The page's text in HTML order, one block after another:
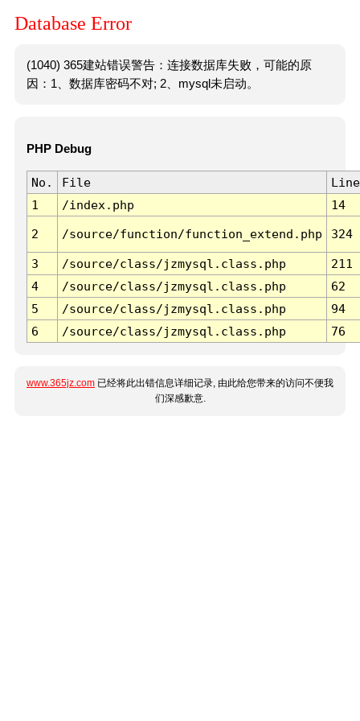
Database Error
(1040) 365建站错误警告：连接数据库失败，可能的原
因：1、数据库密码不对; 2、mysql未启动。
PHP Debug
No. File
Line
1
/index.php 14
2 /source/function/function_extend.php 324
3 /source/class/jzmysql.class.php
211
4
/source/class/jzmysql.class.php
62
5
/source/class/jzmysql.class.php
94
6
/source/class/jzmysql.class.php 76
www.365jz.com 已经将此出错信息详细记录, 由此给您带来的访问不便我
们深感歉意.